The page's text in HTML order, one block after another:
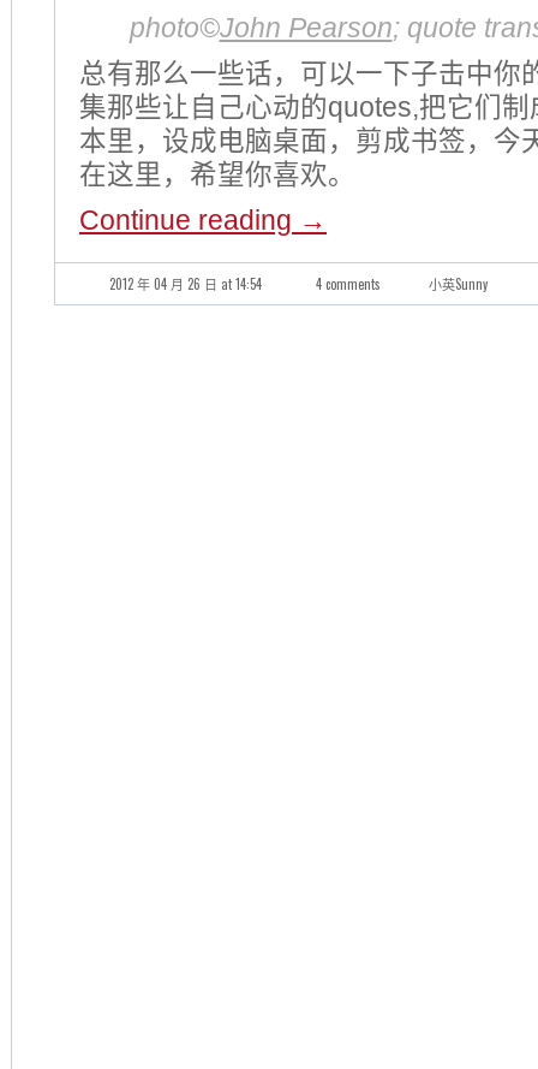
photo©John Pearson; quote
总有那么一些话，可以一下子击中你
集那些让自己心动的quotes,把它们
本里，设成电脑桌面，剪成书签，今
在这里，希望你喜欢。
Continue reading →
2012 年 04 月 26 日 at 14:54 4 comments 小英Sunny